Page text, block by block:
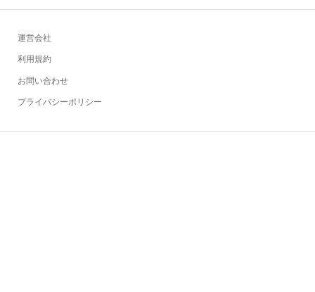
運営会社
利用規約
お問い合わせ
プライバシーポリシー